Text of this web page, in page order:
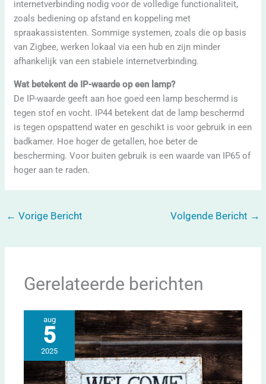
internetverbinding nodig voor de volledige functionaliteit,
zoals bediening op afstand en koppeling met
spraakassistenten. Sommige systemen, zoals die op basis
van Zigbee, werken lokaal via een hub en zijn minder
afhankelijk van een stabiele internetverbinding.
Wat betekent de IP-waarde op een lamp?
De IP-waarde geeft aan hoe goed een lamp beschermd is
tegen stof en vocht. IP44 betekent dat de lamp beschermd
is tegen opspattend water en geschikt is voor gebruik in een
badkamer. Hoe hoger de getallen, hoe beter de
bescherming. Voor buiten gebruik is een waarde van IP65 of
hoger aan te raden.
← Vorige Bericht Volgende Bericht →
Gerelateerde berichten
aug
5
2025